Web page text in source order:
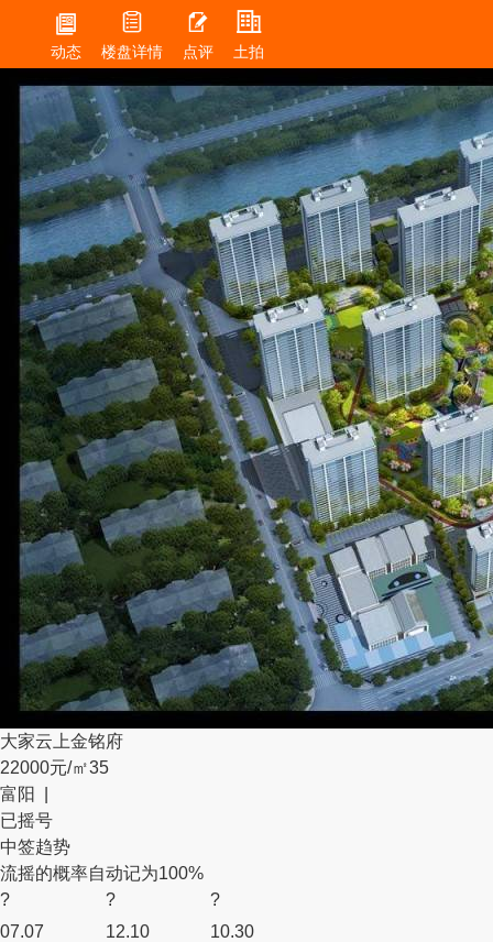

动态

楼盘详情

点评

土拍
大家云上金铭府
22000元/㎡35
富阳 |
已摇号
中签趋势
流摇的概率自动记为100%
?
07.07
?
12.10
?
10.30